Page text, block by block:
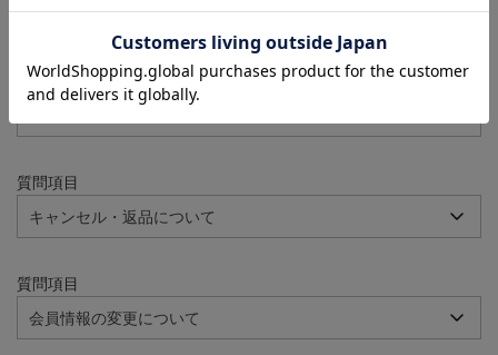
質問項目
質問項目
質問項目